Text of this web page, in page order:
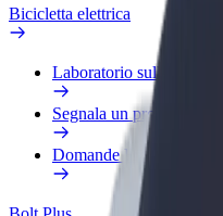
Bicicletta elettrica
Laboratorio sulla
Segnala un problema
Domande Frequenti